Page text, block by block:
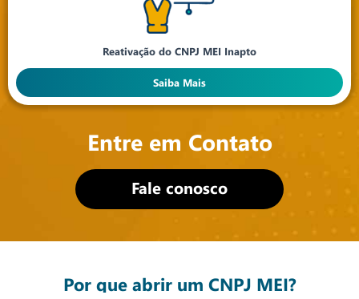
Reativação do CNPJ MEI Inapto
Saiba Mais
Entre em Contato
Fale conosco
Por que abrir um CNPJ MEI?